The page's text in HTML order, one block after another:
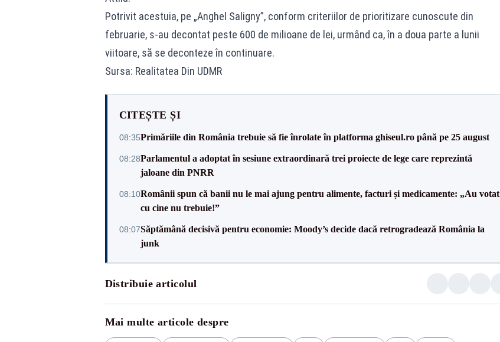
Potrivit acestuia, pe „Anghel Saligny”, conform criteriilor de prioritizare cunoscute din
februarie, s-au decontat peste 600 de milioane de lei, urmând ca, în a doua parte a lunii
viitoare, să se deconteze în continuare.
Sursa: Realitatea Din UDMR
CITEȘTE ȘI
08:35Primăriile din România trebuie să fie înrolate în platforma ghiseul.ro până pe 25 august
08:28Parlamentul a adoptat în sesiune extraordinară trei proiecte de lege care reprezintă
jaloane din PNRR
08:10Românii spun că banii nu le mai ajung pentru alimente, facturi și medicamente: „Au votat
cu cine nu trebuie!”
08:07Săptămână decisivă pentru economie: Moody’s decide dacă retrogradează România la
junk
Distribuie articolul
Mai multe articole despre